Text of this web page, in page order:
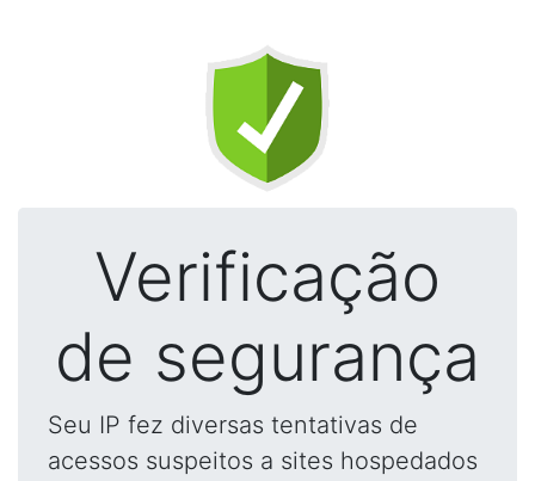
Verificação
de segurança
Seu IP fez diversas tentativas de
acessos suspeitos a sites hospedados